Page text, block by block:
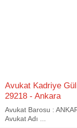
Avukat Kadriye
29218 - Ankara
Avukat Barosu :
Avukat Adı ...